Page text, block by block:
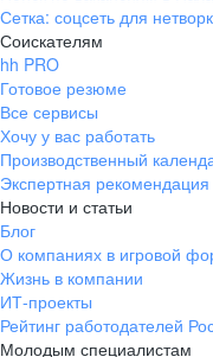
Сетка: соцсеть для
Соискателям
hh PRO
Готовое резюме
Все сервисы
Хочу у вас работать
Производственный
Экспертная рекомендация
Новости и статьи
Блог
О компаниях в игровой
Жизнь в компании
ИТ-проекты
Рейтинг работодателей
Молодым специалистам